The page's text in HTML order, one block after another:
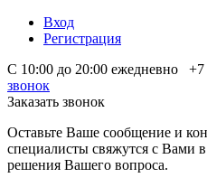
Вход
Регистрация
С 10:00 до 20:00 ежедневно
+7
звонок
Заказать звонок
Оставьте Ваше сообщение и
специалисты свяжутся с Вами
решения Вашего вопроса.